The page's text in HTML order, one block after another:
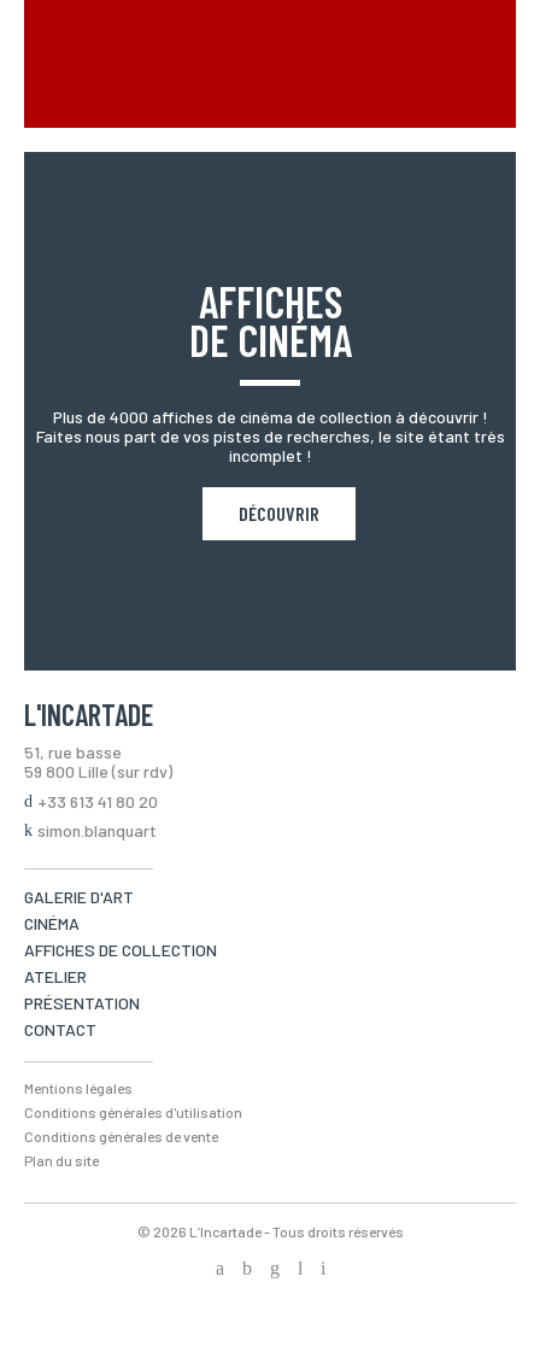
AFFICHES
DE CINÉMA
Plus de 4000 affiches de cinéma de collection à découvrir !
Faites nous part de vos pistes de recherches, le site étant très
incomplet !
DÉCOUVRIR
L'INCARTADE
51, rue basse
59 800 Lille (sur rdv)
+33 613 41 80 20
simon.blanquart
GALERIE D'ART
CINÉMA
AFFICHES DE COLLECTION
ATELIER
PRÉSENTATION
CONTACT
Mentions légales
Conditions générales d'utilisation
Conditions générales de vente
Plan du site
© 2026 L’Incartade - Tous droits réservés